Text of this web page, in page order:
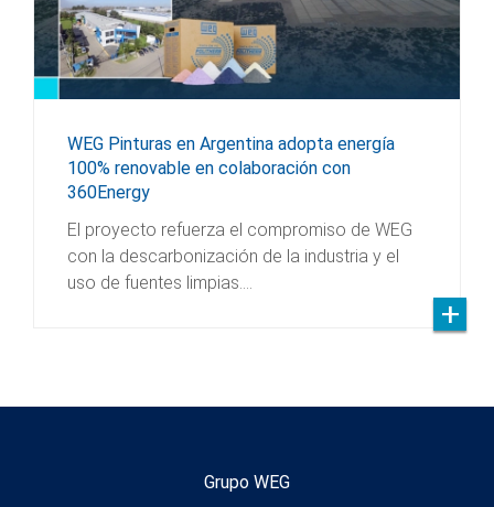
WEG Pinturas en Argentina adopta energía
100% renovable en colaboración con
360Energy
El proyecto refuerza el compromiso de WEG
con la descarbonización de la industria y el
uso de fuentes limpias.…
Grupo WEG